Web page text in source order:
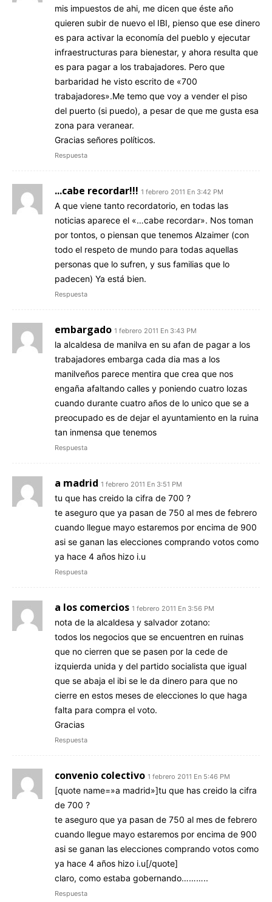
mis impuestos de ahi, me dicen que éste año
quieren subir de nuevo el IBI, pienso que ese dinero
es para activar la economía del pueblo y ejecutar
infraestructuras para bienestar, y ahora resulta que
es para pagar a los trabajadores. Pero que
barbaridad he visto escrito de «700
trabajadores».Me temo que voy a vender el piso
del puerto (si puedo), a pesar de que me gusta esa
zona para veranear.
Gracias señores políticos.
Respuesta
...cabe recordar!!! 1 febrero 2011 En 3:42 PM
A que viene tanto recordatorio, en todas las
noticias aparece el «…cabe recordar». Nos toman
por tontos, o piensan que tenemos Alzaimer (con
todo el respeto de mundo para todas aquellas
personas que lo sufren, y sus familias que lo
padecen) Ya está bien.
Respuesta
embargado 1 febrero 2011 En 3:43 PM
la alcaldesa de manilva en su afan de pagar a los
trabajadores embarga cada dia mas a los
manilveños parece mentira que crea que nos
engaña afaltando calles y poniendo cuatro lozas
cuando durante cuatro años de lo unico que se a
preocupado es de dejar el ayuntamiento en la ruina
tan inmensa que tenemos
Respuesta
a madrid 1 febrero 2011 En 3:51 PM
tu que has creido la cifra de 700 ?
te aseguro que ya pasan de 750 al mes de febrero
cuando llegue mayo estaremos por encima de 900
asi se ganan las elecciones comprando votos como
ya hace 4 años hizo i.u
Respuesta
a los comercios 1 febrero 2011 En 3:56 PM
nota de la alcaldesa y salvador zotano:
todos los negocios que se encuentren en ruinas
que no cierren que se pasen por la cede de
izquierda unida y del partido socialista que igual
que se abaja el ibi se le da dinero para que no
cierre en estos meses de elecciones lo que haga
falta para compra el voto.
Gracias
Respuesta
convenio colectivo 1 febrero 2011 En 5:46 PM
[quote name=»a madrid»]tu que has creido la cifra
de 700 ?
te aseguro que ya pasan de 750 al mes de febrero
cuando llegue mayo estaremos por encima de 900
asi se ganan las elecciones comprando votos como
ya hace 4 años hizo i.u[/quote]
claro, como estaba gobernando………..
Respuesta